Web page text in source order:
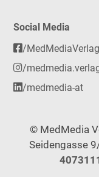
Social Media
/MedMediaVerlag
/
/medmedia-at
© MedMedia
Seidengasse